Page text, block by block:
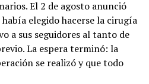
El 2 de agosto anunció
había elegido hacerse la cirugía
a sus seguidores al tanto de
La espera terminó: la
se realizó y que todo